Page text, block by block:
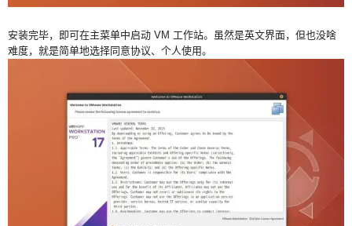
安装完毕，即可在主菜单中启动 VM 工作站。虽然是英文界面，但也没啥
难度，就是简单地选择同意协议、个人使用。